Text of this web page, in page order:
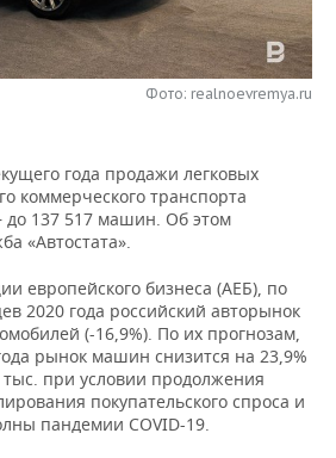
Фото: realnoevremya.ru
года продажи легковых
коммерческого транспорта
до 137 517 машин. Об этом
«Автостата».
европейского бизнеса (АЕБ), по
2020 года российский авторынок
(-16,9%). По их прогнозам,
рынок машин снизится на 23,9%
тыс. при условии продолжения
покупательского спроса и
пандемии COVID-19.